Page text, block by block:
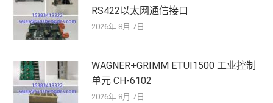
RS422以太网通信接口
2026年 8月 7日
WAGNER+GRIMM ETUI1500 工业控制
单元 CH-6102
2026年 8月 7日